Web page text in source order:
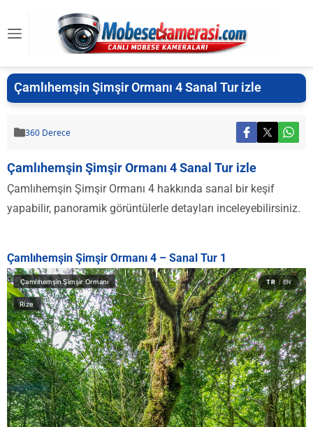
Çamlıhemşin Şimşir Ormanı 4 Sanal Tur izle
360 Derece
Çamlıhemşin Şimşir Ormanı 4 Sanal Tur izle
Çamlıhemşin Şimşir Ormanı 4 hakkında sanal bir keşif
yapabilir, panoramik görüntülerle detayları inceleyebilirsiniz.
Çamlıhemşin Şimşir Ormanı 4 – Sanal Tur 1